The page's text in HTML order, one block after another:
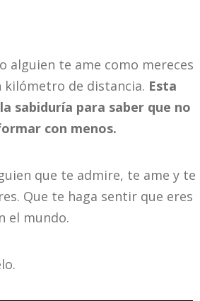
alguien te ame como mereces
kilómetro de distancia. Esta
sabiduría para saber que no
con menos.
que te admire, te ame y te
Que te haga sentir que eres
el mundo.